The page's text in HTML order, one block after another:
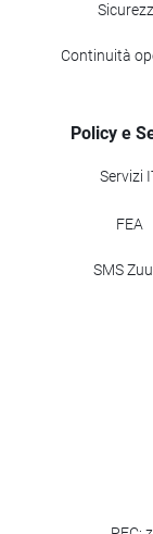
Continuità
Policy e
Servizi
FEA
SMS